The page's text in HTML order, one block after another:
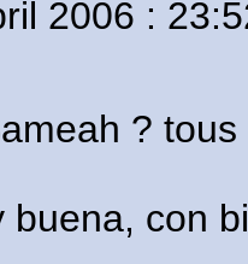
2006 :
?
buena, con